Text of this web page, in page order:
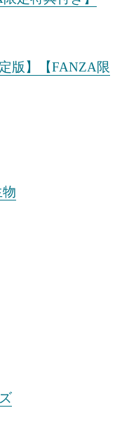
版】【FANZA限